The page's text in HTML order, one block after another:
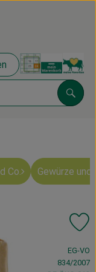
oder
Co. Gewürze und
, Verband:
EG-VO
834/2007